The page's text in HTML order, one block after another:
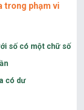
trong phạm vi
số có một chữ số
có dư